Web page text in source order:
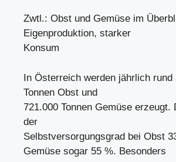
Zwtl.: Obst und Gemüse im
Eigenproduktion, starker
Konsum
In Österreich werden jährlich rund
Tonnen Obst und
721.000 Tonnen Gemüse erzeugt.
der
Selbstversorgungsgrad bei Obst
Gemüse sogar 55 %. Besonders